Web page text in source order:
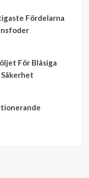
Fördelarna
För Blåsiga